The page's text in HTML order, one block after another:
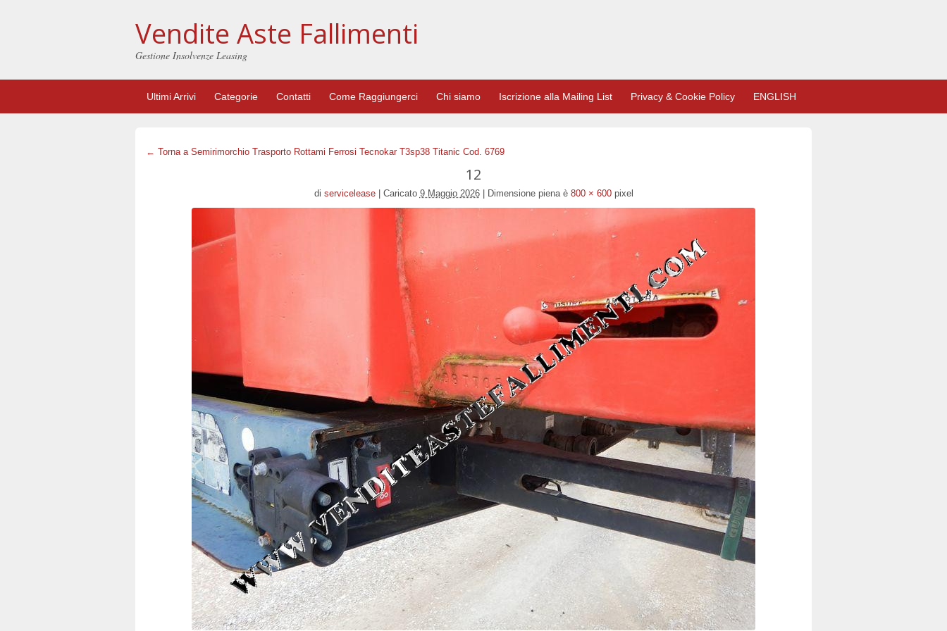
Vendite Aste Fallimenti
Gestione Insolvenze Leasing
Ultimi Arrivi Categorie Contatti Come Raggiungerci Chi siamo Iscrizione alla Mailing List Privacy & Cookie Policy ENGLISH
← Torna a Semirimorchio Trasporto Rottami Ferrosi Tecnokar T3sp38 Titanic Cod. 6769
12
di servicelease Caricato 9 Maggio 2026 Dimensione piena è 800 × 600pixel